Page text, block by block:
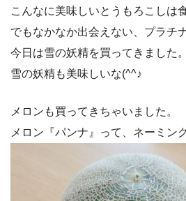
こんなに美味しいとうもろこしは
でもなかなか出会えない、プラチナ
今日は雪の妖精を買ってきました。
雪の妖精も美味しいな(^^♪
メロンも買ってきちゃいました。
メロン『パンナ』って、ネーミン